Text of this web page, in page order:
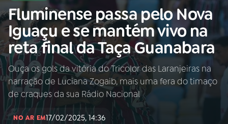
Buscar
na
Rádio
Nacional
Buscar
AO VIVO
01 INÍCIO
Fluminense passa pelo Nova
Iguaçu e se mantém vivo na
reta final da Taça Guanabara
Ouça os gols da vitória do Tricolor das Laranjeiras na
narração de Luciana Zogaib, mais uma fera do timaço
de craques da sua Rádio Nacional
NO AR EM17/02/2025, 14:36